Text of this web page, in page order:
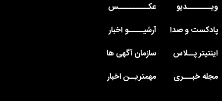
ویــــــــدیو
عکــــــــــس
پادکست و صدا
آرشیـــــو اخبار
اینتیتر پــلاس
سازمان آگهی ها
مجله خبـــری
مهمتریــن اخبار